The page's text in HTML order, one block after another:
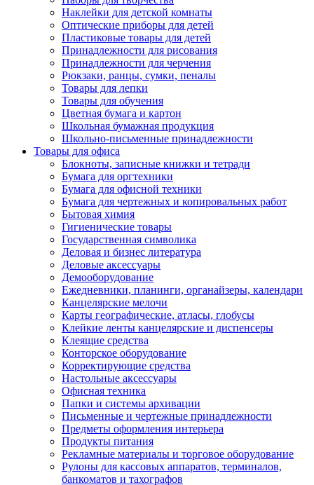
Наклейки для детской комнаты
Оптические приборы для детей
Пластиковые товары для детей
Принадлежности для рисования
Принадлежности для черчения
Рюкзаки, ранцы, сумки, пеналы
Товары для лепки
Товары для обучения
Цветная бумага и картон
Школьная бумажная продукция
Школьно-письменные принадлежности
Товары для офиса
Блокноты, записные книжки и тетради
Бумага для оргтехники
Бумага для офисной техники
Бумага для чертежных и копировальных работ
Бытовая химия
Гигиенические товары
Государственная символика
Деловая и бизнес литература
Деловые аксессуары
Демооборудование
Ежедневники, планинги, органайзеры, календари
Канцелярские мелочи
Карты географические, атласы, глобусы
Клейкие ленты канцелярские и диспенсеры
Клеящие средства
Конторское оборудование
Корректирующие средства
Настольные аксессуары
Офисная техника
Папки и системы архивации
Письменные и чертежные принадлежности
Предметы оформления интерьера
Продукты питания
Рекламные материалы и торговое оборудование
Рулоны для кассовых аппаратов, терминалов,
банкоматов и тахографов